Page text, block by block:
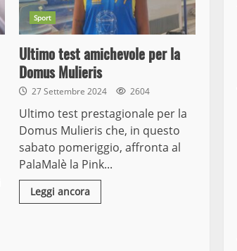
Sport
Ultimo test amichevole per la
Domus Mulieris
27 Settembre 2024 2604
Ultimo test prestagionale per la
Domus Mulieris che, in questo
sabato pomeriggio, affronta al
PalaMalè la Pink...
Leggi ancora